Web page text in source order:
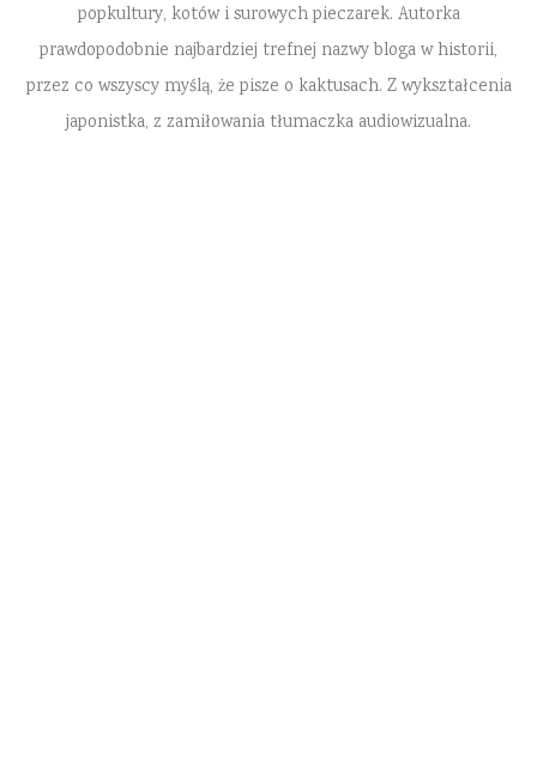
popkultury, kotów i surowych pieczarek. Autorka
prawdopodobnie najbardziej trefnej nazwy bloga w historii,
przez co wszyscy myślą, że pisze o kaktusach. Z wykształcenia
japonistka, z zamiłowania tłumaczka audiowizualna.